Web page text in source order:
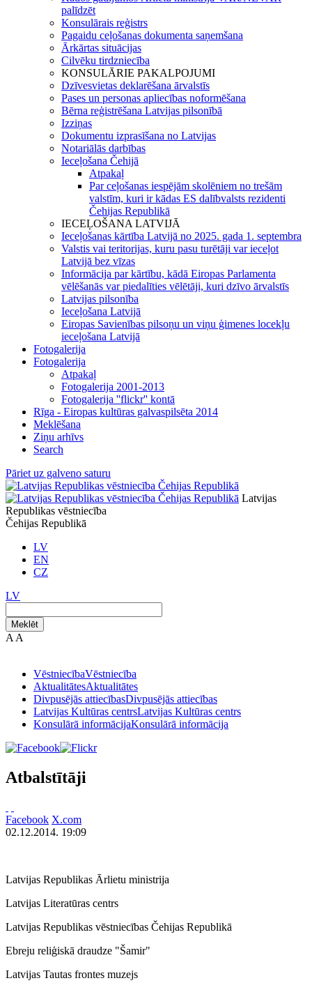
palīdzēt
Konsulārais reģistrs
Pagaidu ceļošanas dokumenta saņemšana
Ārkārtas situācijas
Cilvēku tirdzniecība
KONSULĀRIE PAKALPOJUMI
Dzīvesvietas deklarēšana ārvalstīs
Pases un personas apliecības noformēšana
Bērna reģistrēšana Latvijas pilsonībā
Izziņas
Dokumentu izprasīšana no Latvijas
Notariālās darbības
Ieceļošana Čehijā
Atpakaļ
Par ceļošanas iespējām skolēniem no trešām
valstīm, kuri ir kādas ES dalībvalsts rezidenti
Čehijas Republikā
IECEĻOŠANA LATVIJĀ
Ieceļošanas kārtība Latvijā no 2025. gada 1. septembra
Valstis vai teritorijas, kuru pasu turētāji var ieceļot
Latvijā bez vīzas
Informācija par kārtību, kādā Eiropas Parlamenta
vēlēšanās var piedalīties vēlētāji, kuri dzīvo ārvalstīs
Latvijas pilsonība
Ieceļošana Latvijā
Eiropas Savienības pilsoņu un viņu ģimenes locekļu
ieceļošana Latvijā
Fotogalerija
Fotogalerija
Atpakaļ
Fotogalerija 2001-2013
Fotogalerija ''flickr'' kontā
Rīga - Eiropas kultūras galvaspilsēta 2014
Meklēšana
Ziņu arhīvs
Search
Pāriet uz galveno saturu
Latvijas
Republikas vēstniecība
Čehijas Republikā
LV
EN
CZ
LV
Meklēt
A A
VēstniecībaVēstniecība
AktualitātesAktualitātes
Divpusējās attiecībasDivpusējās attiecības
Latvijas Kultūras centrsLatvijas Kultūras centrs
Konsulārā informācijaKonsulārā informācija
Atbalstītāji
Facebook X.com
02.12.2014. 19:09
Latvijas Republikas Ārlietu ministrija
Latvijas Literatūras centrs
Latvijas Republikas vēstniecības Čehijas Republikā
Ebreju reliģiskā draudze "Šamir"
Latvijas Tautas frontes muzejs